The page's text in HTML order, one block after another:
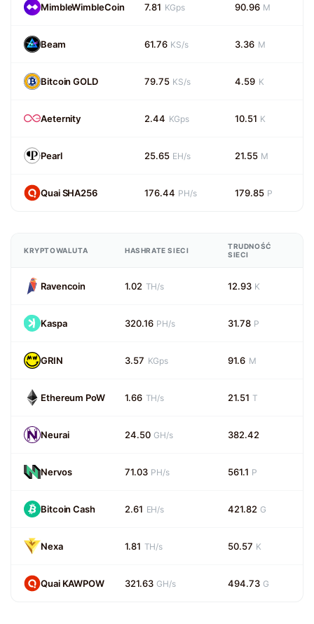
MimbleWimbleCoin 7.81 KGps 90.96 M
Beam 61.76 KS/s 3.36 M
Bitcoin GOLD 79.75 KS/s 4.59 K
Aeternity 2.44 KGps 10.51 K
Pearl 25.65 EH/s 21.55 M
Quai SHA256 176.44 PH/s 179.85 P
KRYPTOWALUTA HASHRATE SIECI
TRUDNOŚĆ
SIECI
Ravencoin 1.02 TH/s 12.93 K
Kaspa 320.16 PH/s 31.78 P
GRIN 3.57 KGps 91.6 M
Ethereum PoW 1.66 TH/s 21.51 T
Neurai 24.50 GH/s 382.42
Nervos 71.03 PH/s 561.1 P
Bitcoin Cash 2.61 EH/s 421.82 G
Nexa 1.81 TH/s 50.57 K
Quai KAWPOW 321.63 GH/s 494.73 G